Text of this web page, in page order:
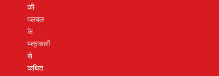
की
पलवल
के
पत्रकारों
से
कथित